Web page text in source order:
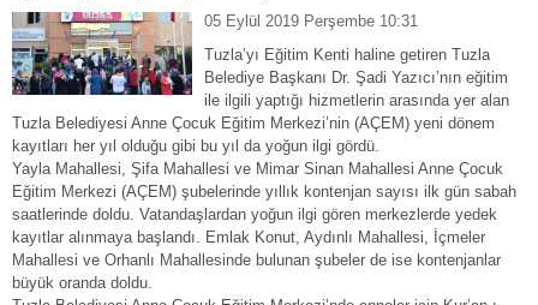
05 Eylül 2019 Perşembe 10:31
Tuzla’yı Eğitim Kenti haline getiren Tuzla
Belediye Başkanı Dr. Şadi Yazıcı’nın eğitim
ile ilgili yaptığı hizmetlerin arasında yer alan
Tuzla Belediyesi Anne Çocuk Eğitim Merkezi’nin (AÇEM) yeni dönem
kayıtları her yıl olduğu gibi bu yıl da yoğun ilgi gördü.
Yayla Mahallesi, Şifa Mahallesi ve Mimar Sinan Mahallesi Anne Çocuk
Eğitim Merkezi (AÇEM) şubelerinde yıllık kontenjan sayısı ilk gün sabah
saatlerinde doldu. Vatandaşlardan yoğun ilgi gören merkezlerde yedek
kayıtlar alınmaya başlandı. Emlak Konut, Aydınlı Mahallesi, İçmeler
Mahallesi ve Orhanlı Mahallesinde bulunan şubeler de ise kontenjanlar
büyük oranda doldu.